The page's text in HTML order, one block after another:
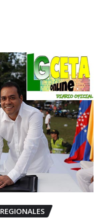
REGIONALES